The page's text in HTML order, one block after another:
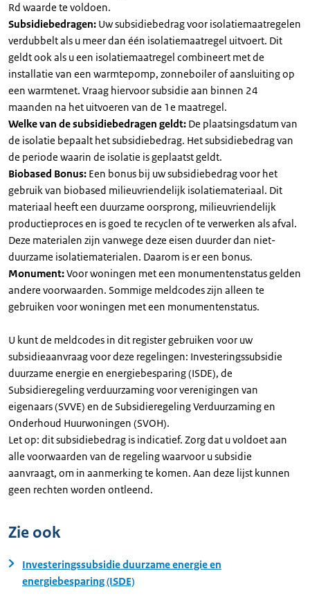
Rd waarde te voldoen.
Subsidiebedragen: Uw subsidiebedrag voor isolatiemaatregelen
verdubbelt als u meer dan één isolatiemaatregel uitvoert. Dit
geldt ook als u een isolatiemaatregel combineert met de
installatie van een warmtepomp, zonneboiler of aansluiting op
een warmtenet. Vraag hiervoor subsidie aan binnen 24
maanden na het uitvoeren van de 1e maatregel.
Welke van de subsidiebedragen geldt: De plaatsingsdatum van
de isolatie bepaalt het subsidiebedrag. Het subsidiebedrag van
de periode waarin de isolatie is geplaatst geldt.
Biobased Bonus: Een bonus bij uw subsidiebedrag voor het
gebruik van biobased milieuvriendelijk isolatiemateriaal. Dit
materiaal heeft een duurzame oorsprong, milieuvriendelijk
productieproces en is goed te recyclen of te verwerken als afval.
Deze materialen zijn vanwege deze eisen duurder dan niet-
duurzame isolatiematerialen. Daarom is er een bonus.
Monument:Voor woningen met een monumentenstatus gelden
andere voorwaarden. Sommige meldcodes zijn alleen te
gebruiken voor woningen met een monumentenstatus.
U kunt de meldcodes in dit register gebruiken voor uw
subsidieaanvraag voor deze regelingen: Investeringssubsidie
duurzame energie en energiebesparing (ISDE), de
Subsidieregeling verduurzaming voor verenigingen van
eigenaars (SVVE) en de Subsidieregeling Verduurzaming en
Onderhoud Huurwoningen (SVOH).
Let op: dit subsidiebedrag is indicatief. Zorg dat u voldoet aan
alle voorwaarden van de regeling waarvoor u subsidie
aanvraagt, om in aanmerking te komen. Aan deze lijst kunnen
geen rechten worden ontleend.
Zie ook
Investeringssubsidie duurzame energie en
energiebesparing (ISDE)